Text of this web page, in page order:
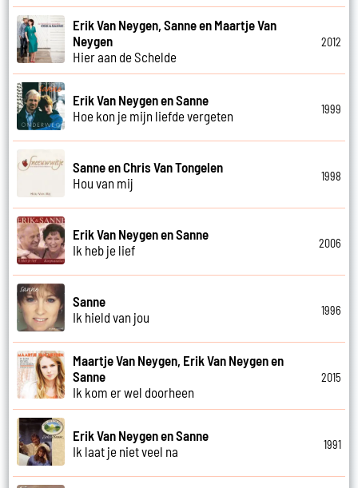
Erik Van Neygen, Sanne en Maartje Van
Neygen
Hier aan de Schelde
2012
Erik Van Neygen en Sanne
Hoe kon je mijn liefde vergeten
1999
Sanne en Chris Van Tongelen
Hou van mij
1998
Erik Van Neygen en Sanne
Ik heb je lief
2006
Sanne
Ik hield van jou
1996
Maartje Van Neygen, Erik Van Neygen en
Sanne
Ik kom er wel doorheen
2015
Erik Van Neygen en Sanne
Ik laat je niet veel na
1991